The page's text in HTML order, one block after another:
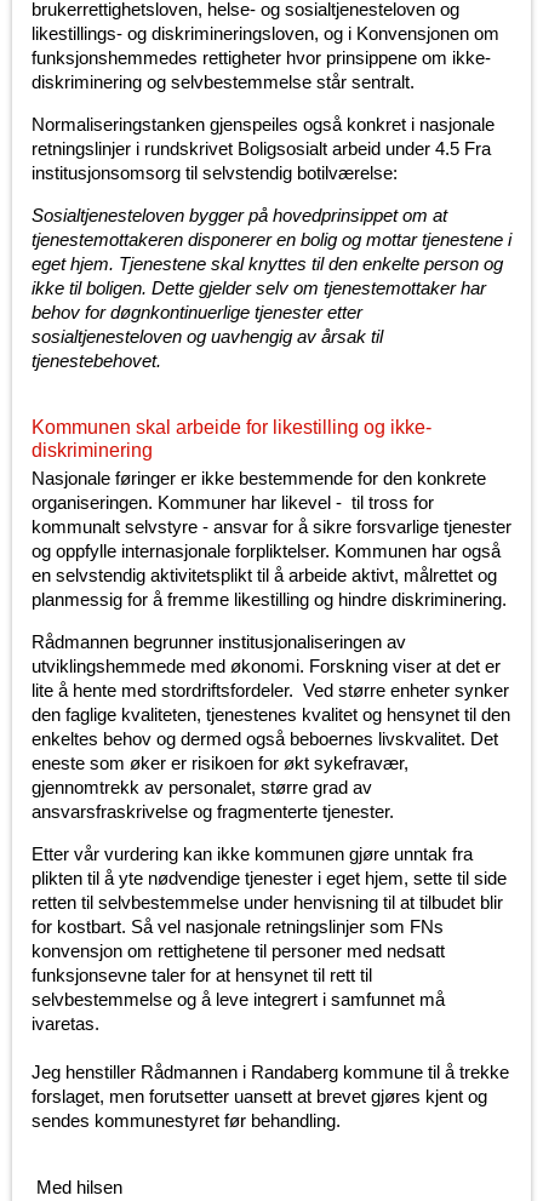
brukerrettighetsloven, helse- og sosialtjenesteloven og
likestillings- og diskrimineringsloven, og i Konvensjonen om
funksjonshemmedes rettigheter hvor prinsippene om ikke-
diskriminering og selvbestemmelse står sentralt.
Normaliseringstanken gjenspeiles også konkret i nasjonale
retningslinjer i rundskrivet Boligsosialt arbeid under 4.5 Fra
institusjonsomsorg til selvstendig botilværelse:
Sosialtjenesteloven bygger på hovedprinsippet om at
tjenestemottakeren disponerer en bolig og mottar tjenestene i
eget hjem. Tjenestene skal knyttes til den enkelte person og
ikke til boligen. Dette gjelder selv om tjenestemottaker har
behov for døgnkontinuerlige tjenester etter
sosialtjenesteloven og uavhengig av årsak til
tjenestebehovet.
Kommunen skal arbeide for likestilling og ikke-
diskriminering
Nasjonale føringer er ikke bestemmende for den konkrete
organiseringen. Kommuner har likevel - til tross for
kommunalt selvstyre - ansvar for å sikre forsvarlige tjenester
og oppfylle internasjonale forpliktelser. Kommunen har også
en selvstendig aktivitetsplikt til å arbeide aktivt, målrettet og
planmessig for å fremme likestilling og hindre diskriminering.
Rådmannen begrunner institusjonaliseringen av
utviklingshemmede med økonomi. Forskning viser at det er
lite å hente med stordriftsfordeler. Ved større enheter synker
den faglige kvaliteten, tjenestenes kvalitet og hensynet til den
enkeltes behov og dermed også beboernes livskvalitet. Det
eneste som øker er risikoen for økt sykefravær,
gjennomtrekk av personalet, større grad av
ansvarsfraskrivelse og fragmenterte tjenester.
Etter vår vurdering kan ikke kommunen gjøre unntak fra
plikten til å yte nødvendige tjenester i eget hjem, sette til side
retten til selvbestemmelse under henvisning til at tilbudet blir
for kostbart. Så vel nasjonale retningslinjer som FNs
konvensjon om rettighetene til personer med nedsatt
funksjonsevne taler for at hensynet til rett til
selvbestemmelse og å leve integrert i samfunnet må
ivaretas.
Jeg henstiller Rådmannen i Randaberg kommune til å trekke
forslaget, men forutsetter uansett at brevet gjøres kjent og
sendes kommunestyret før behandling.
Med hilsen